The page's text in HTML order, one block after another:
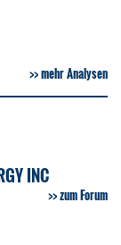
mehr Analysen
INC
zum Forum